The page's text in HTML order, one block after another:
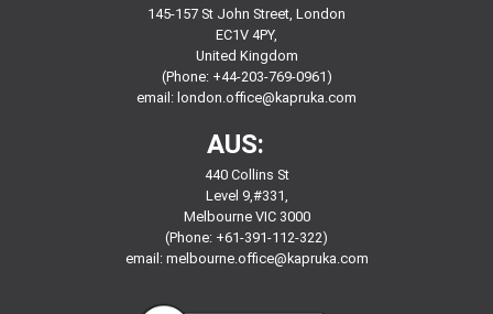
145-157 St John Street, London
EC1V 4PY,
United Kingdom
(Phone: +44-203-769-0961)
email: london.office@kapruka.com
AUS:
440 Collins St
Level 9,#331,
Melbourne VIC 3000
(Phone: +61-391-112-322)
email: melbourne.office@kapruka.com